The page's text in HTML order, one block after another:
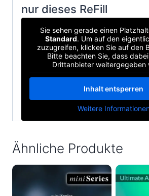
nur dieses ReFill
Sie sehen gerade einen
Standard. Um auf den
zuzugreifen, klicken Sie auf den
Bitte beachten Sie, dass
Drittanbieter weitergegeben
Inhalt entsperren
Weitere
Ähnliche Produkte